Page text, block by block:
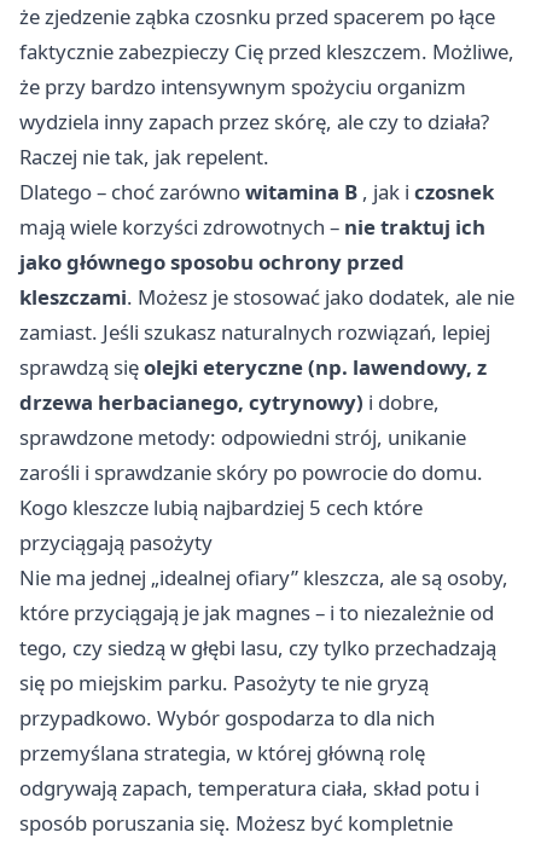
że zjedzenie ząbka czosnku przed spacerem po łące
faktycznie zabezpieczy Cię przed kleszczem. Możliwe,
że przy bardzo intensywnym spożyciu organizm
wydziela inny zapach przez skórę, ale czy to działa?
Raczej nie tak, jak repelent.
Dlatego – choć zarównowitamina B , jak i czosnek
mają wiele korzyści zdrowotnych – nie traktuj ich
jako głównego sposobu ochrony przed
kleszczami. Możesz je stosować jako dodatek, ale nie
zamiast. Jeśli szukasz naturalnych rozwiązań, lepiej
sprawdzą sięolejki eteryczne (np. lawendowy, z
drzewa herbacianego, cytrynowy) i dobre,
sprawdzone metody: odpowiedni strój, unikanie
zarośli i sprawdzanie skóry po powrocie do domu.
Kogo kleszcze lubią najbardziej 5 cech które
przyciągają pasożyty
Nie ma jednej „idealnej ofiary” kleszcza, ale są osoby,
które przyciągają je jak magnes – i to niezależnie od
tego, czy siedzą w głębi lasu, czy tylko przechadzają
się po miejskim parku. Pasożyty te nie gryzą
przypadkowo. Wybór gospodarza to dla nich
przemyślana strategia, w której główną rolę
odgrywają zapach, temperatura ciała, skład potu i
sposób poruszania się. Możesz być kompletnie